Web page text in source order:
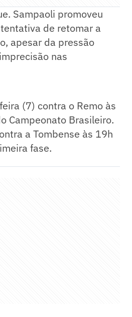
Sampaoli promoveu
de retomar a
apesar da pressão
nas
(7) contra o Remo às
Campeonato Brasileiro.
a Tombense às 19h
fase.